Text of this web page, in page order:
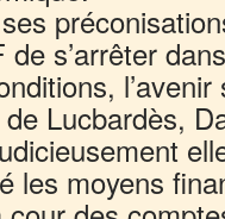
de s’arrêter
Lucbardès,
les moyens